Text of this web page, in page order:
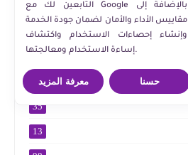
19
428
74
540
35
13
التابعين لك مع Google بالإضافة إلى
مقاييس الأداء والأمان لضمان جودة الخدمة
وإنشاء إحصاءات الاستخدام واكتشاف
إساءة الاستخدام ومعالجتها.
معرفة المزيد حسنا